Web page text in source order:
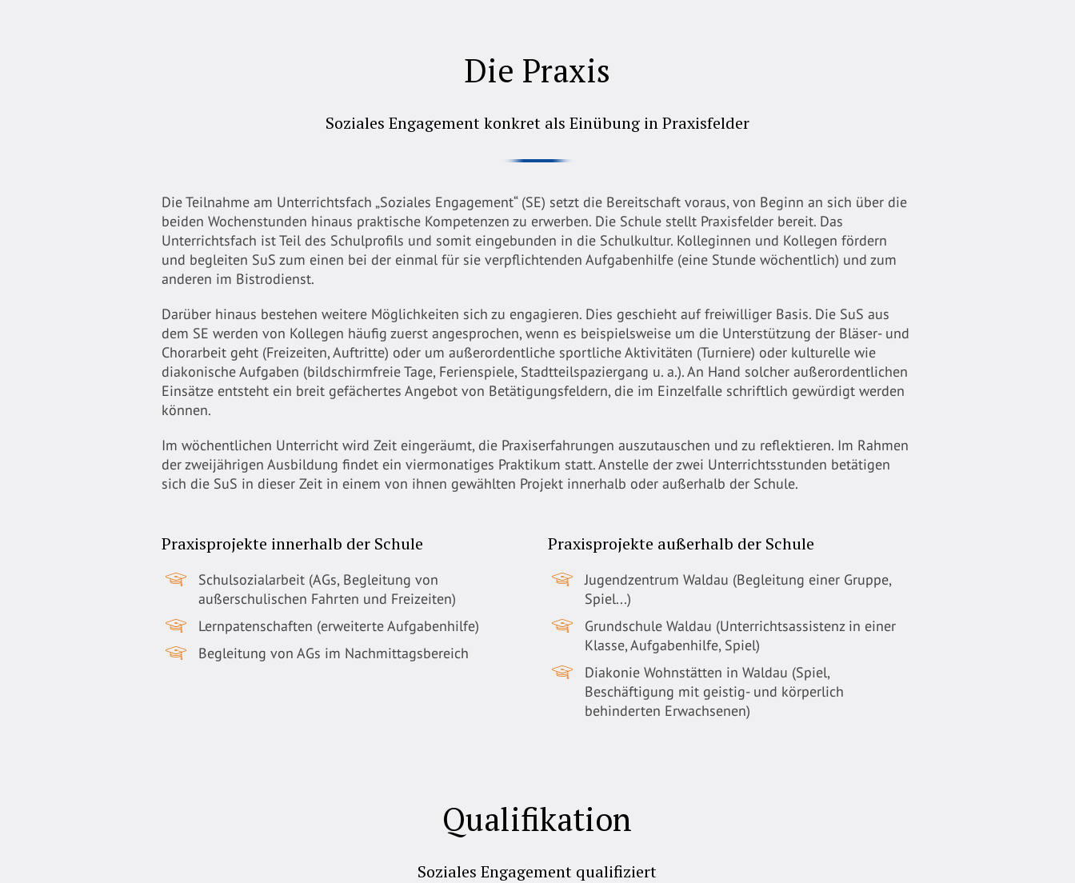
Die Praxis
Soziales Engagement konkret als Einübung in Praxisfelder
Die Teilnahme am Unterrichtsfach „Soziales Engagement“ (SE) setzt die Bereitschaft voraus, von Beginn an sich über die
beiden Wochenstunden hinaus praktische Kompetenzen zu erwerben. Die Schule stellt Praxisfelder bereit. Das
Unterrichtsfach ist Teil des Schulprofils und somit eingebunden in die Schulkultur. Kolleginnen und Kollegen fördern
und begleiten SuS zum einen bei der einmal für sie verpflichtenden Aufgabenhilfe (eine Stunde wöchentlich) und zum
anderen im Bistrodienst.
Darüber hinaus bestehen weitere Möglichkeiten sich zu engagieren. Dies geschieht auf freiwilliger Basis. Die SuS aus
dem SE werden von Kollegen häufig zuerst angesprochen, wenn es beispielsweise um die Unterstützung der Bläser- und
Chorarbeit geht (Freizeiten, Auftritte) oder um außerordentliche sportliche Aktivitäten (Turniere) oder kulturelle wie
diakonische Aufgaben (bildschirmfreie Tage, Ferienspiele, Stadtteilspaziergang u. a.). An Hand solcher außerordentlichen
Einsätze entsteht ein breit gefächertes Angebot von Betätigungsfeldern, die im Einzelfalle schriftlich gewürdigt werden
können.
Im wöchentlichen Unterricht wird Zeit eingeräumt, die Praxiserfahrungen auszutauschen und zu reflektieren. Im Rahmen
der zweijährigen Ausbildung findet ein viermonatiges Praktikum statt. Anstelle der zwei Unterrichtsstunden betätigen
sich die SuS in dieser Zeit in einem von ihnen gewählten Projekt innerhalb oder außerhalb der Schule.
Praxisprojekte innerhalb der Schule
Schulsozialarbeit (AGs, Begleitung von
außerschulischen Fahrten und Freizeiten)
Lernpatenschaften (erweiterte Aufgabenhilfe)
Begleitung von AGs im Nachmittagsbereich
Praxisprojekte außerhalb der Schule
Jugendzentrum Waldau (Begleitung einer Gruppe,
Spiel...)
Grundschule Waldau (Unterrichtsassistenz in einer
Klasse, Aufgabenhilfe, Spiel)
Diakonie Wohnstätten in Waldau (Spiel,
Beschäftigung mit geistig- und körperlich
behinderten Erwachsenen)
Qualifikation
Soziales Engagement qualifiziert